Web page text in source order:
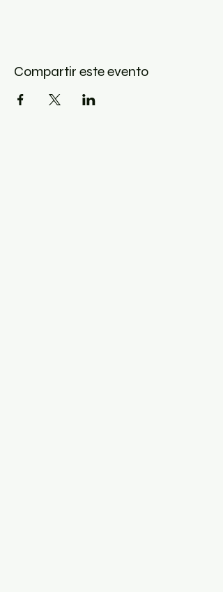
Compartir este evento